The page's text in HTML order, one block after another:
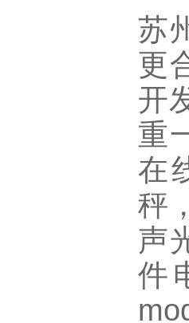
苏
更
开
重
在
秤
声
件